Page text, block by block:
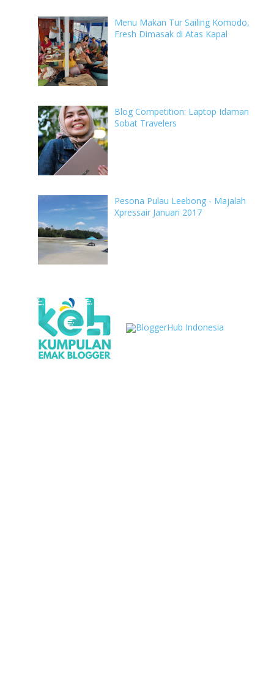
Menu Makan Tur Sailing Komodo,
Fresh Dimasak di Atas Kapal
Blog Competition: Laptop Idaman
Sobat Travelers
Pesona Pulau Leebong - Majalah
Xpressair Januari 2017